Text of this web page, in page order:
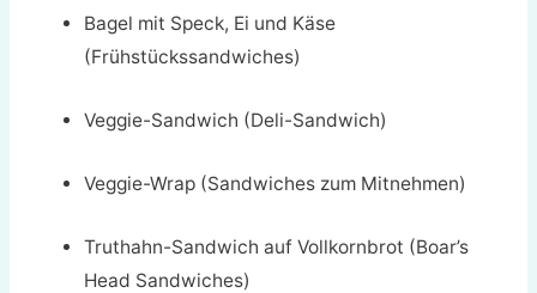
Bagel mit Speck, Ei und Käse
(Frühstückssandwiches)
Veggie-Sandwich (Deli-Sandwich)
Veggie-Wrap (Sandwiches zum Mitnehmen)
Truthahn-Sandwich auf Vollkornbrot (Boar’s
Head Sandwiches)